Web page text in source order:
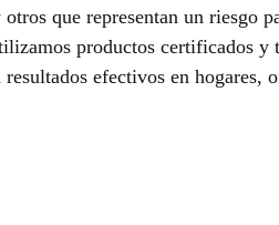
que representan un riesgo
productos certificados y
resultados efectivos en hogares,